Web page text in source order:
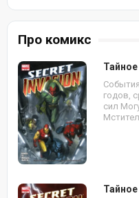
Про комикс
годов,
сил